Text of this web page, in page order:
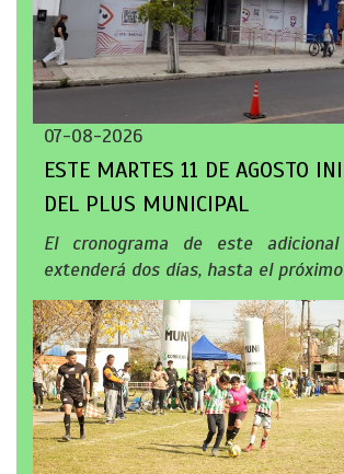
07-08-2026
ESTE MARTES 11 DE AGOSTO
DEL PLUS MUNICIPAL
El cronograma de este
extenderá dos días, hasta el